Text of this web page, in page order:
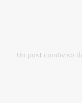
Un post condiviso